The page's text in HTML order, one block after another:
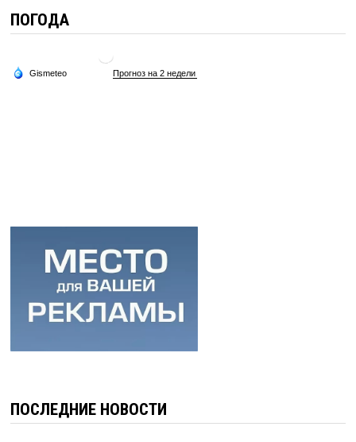
ПОГОДА
ПОСЛЕДНИЕ НОВОСТИ